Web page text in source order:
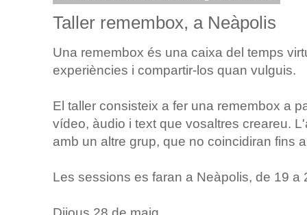
Taller remembox, a Neàpolis
Una remembox és una caixa del temps
experiències i compartir-los quan vulguis.
El taller consisteix a fer una remembox a
vídeo, àudio i text que vosaltres creareu.
amb un altre grup, que no coincidiran fins
Les sessions es faran a Neàpolis, de 19 a